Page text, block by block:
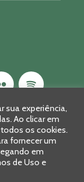
450, 14º
sua experiência,
Ao clicar em
os cookies.
fornecer um
em
de Uso e